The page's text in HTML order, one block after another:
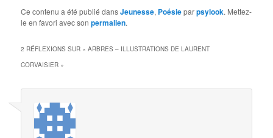
Ce contenu a été publié dansJeunesse, Poésieparpsylook. Mettez-
le en favori avec sonpermalien.
2 RÉFLEXIONS SUR «ARBRES – ILLUSTRATIONS DE LAURENT
CORVAISIER »